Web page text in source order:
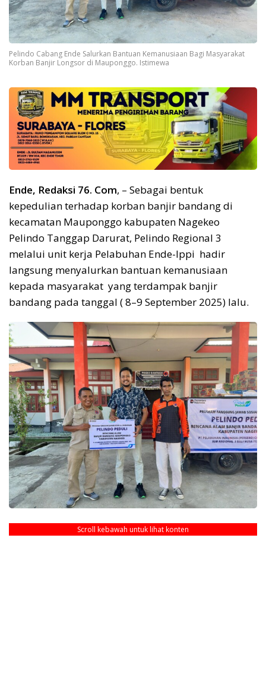
Pelindo Cabang Ende Salurkan Bantuan Kemanusiaan Bagi Masyarakat
Korban Banjir Longsor di Mauponggo. Istimewa
Ende, Redaksi 76. Com, – Sebagai bentuk
kepedulian terhadap korban banjir bandang di
kecamatan Mauponggo kabupaten Nagekeo
Pelindo Tanggap Darurat, Pelindo Regional 3
melalui unit kerja Pelabuhan Ende-Ippi hadir
langsung menyalurkan bantuan kemanusiaan
kepada masyarakat yang terdampak banjir
bandang pada tanggal ( 8–9 September 2025) lalu.
Scroll kebawah untuk lihat konten